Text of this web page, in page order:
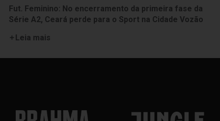
Fut. Feminino: No encerramento da primeira fase da
Série A2, Ceará perde para o Sport na Cidade Vozão
Leia mais